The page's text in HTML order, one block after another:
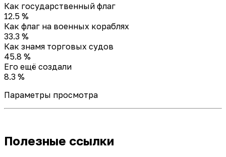
Как государственный флаг
12.5 %
Как флаг на военных кораблях
33.3 %
Как знамя торговых судов
45.8 %
Его ещё создали
8.3 %
Параметры просмотра
Полезные ссылки